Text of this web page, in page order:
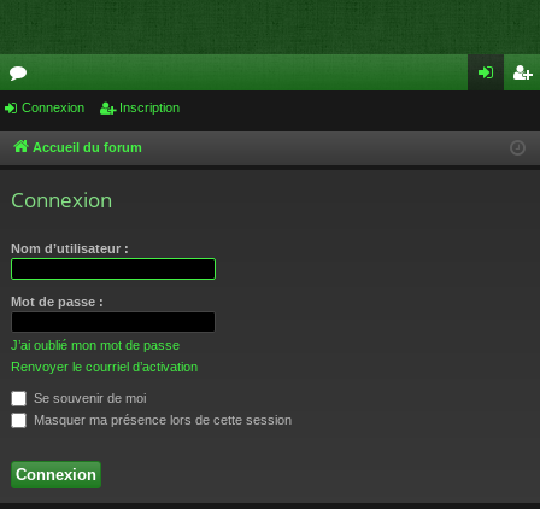
or
u cri
Connexion Inscription
Accueil du forum
Connexion
Nom d’utilisateur :
Mot de passe :
J’ai oublié mon mot de passe
Renvoyer le courriel d’activation
Se souvenir de moi
Masquer ma présence lors de cette session